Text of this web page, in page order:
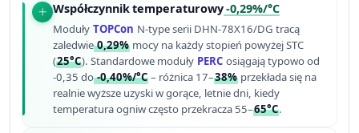
Współczynnik temperaturowy-0,29%/°C
Moduły TOPCon N-type serii DHN-78X16/DG tracą
zaledwie0,29% mocy na każdy stopień powyżej STC
(25°C). Standardowe moduły PERC osiągają typowo od
-0,35 do-0,40%/°C – różnica 17–38% przekłada się na
realnie wyższe uzyski w gorące, letnie dni, kiedy
temperatura ogniw często przekracza 55–65°C.